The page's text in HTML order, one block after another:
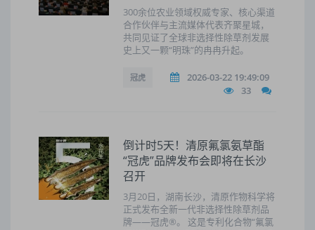
300余位农业领域权威专家、核心渠道
合作伙伴与主流媒体代表齐聚星城，
共同见证了全球非选择性除草剂发展
史上又一颗“明珠”的冉冉升起。
冠虎
2026-03-22 19:49:09
33
倒计时5天！清原氟氯氨草酯
“冠虎”品牌发布会即将在长沙
召开
3月20日，湖南长沙，清原作物科学将
正式发布全新一代非选择性除草剂品
牌——冠虎®。 这是专利化合物“氟氯